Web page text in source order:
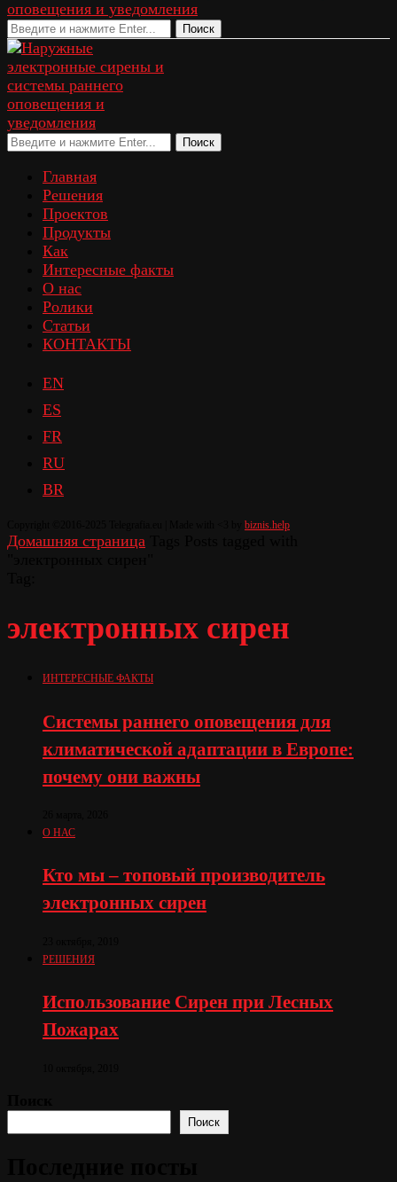
Поиск
Поиск
Главная
Решения
Проектов
Продукты
Как
Интересные факты
О нас
Ролики
Статьи
КОНТАКТЫ
EN
ES
FR
RU
BR
biznis.help
Домашняя страница
электронных сирен
ИНТЕРЕСНЫЕ ФАКТЫ
Системы раннего оповещения для
климатической адаптации в Европе:
почему они важны
О НАС
Кто мы – топовый производитель
электронных сирен
РЕШЕНИЯ
Использование Сирен при Лесных
Пожарах
Поиск